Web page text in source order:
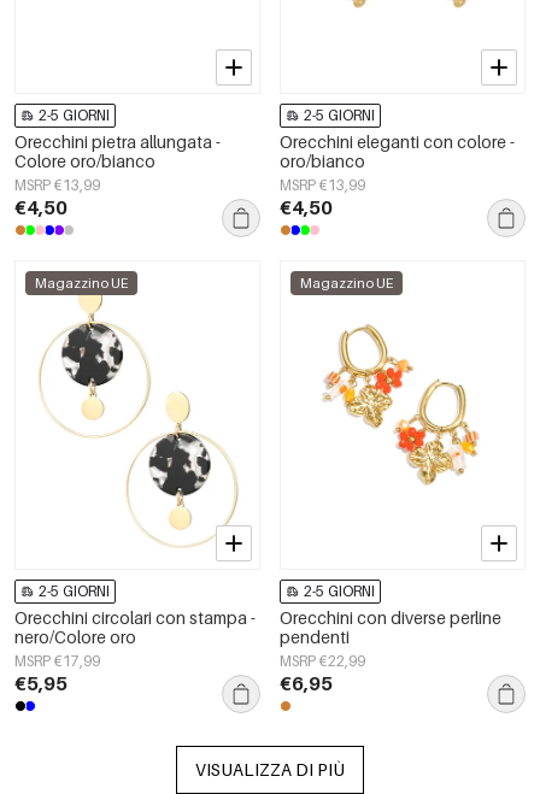
2-5 GIORNI
Orecchini pietra allungata -
Colore oro/bianco
MSRP €13,99
€4,50
2-5 GIORNI
Orecchini eleganti con colore -
oro/bianco
MSRP €13,99
€4,50
Magazzino UE
2-5 GIORNI
Orecchini circolari con stampa -
nero/Colore oro
MSRP €17,99
€5,95
Magazzino UE
2-5 GIORNI
Orecchini con diverse perline
pendenti
MSRP €22,99
€6,95
VISUALIZZA DI PIÙ